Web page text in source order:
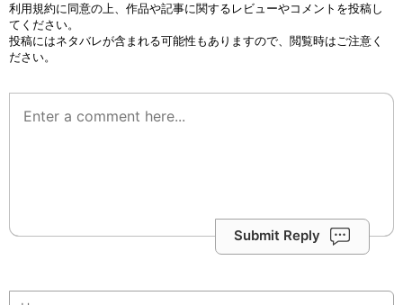
利用規約に同意の上、作品や記事に関するレビューやコメントを投稿し
てください。
投稿にはネタバレが含まれる可能性もありますので、閲覧時はご注意く
ださい。
Submit Reply